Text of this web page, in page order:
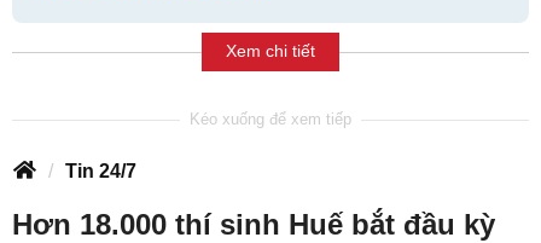
Xem chi tiết
Tin 24/7
Hơn 18.000 thí sinh Huế bắt đầu kỳ